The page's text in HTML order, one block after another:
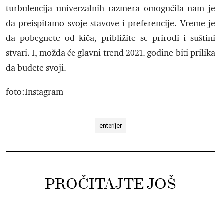
turbulencija univerzalnih razmera omogućila nam je
da preispitamo svoje stavove i preferencije. Vreme je
da pobegnete od kiča, približite se prirodi i suštini
stvari. I, možda će glavni trend 2021. godine biti prilika
da budete svoji.
foto:Instagram
enterijer
PROČITAJTE JOŠ